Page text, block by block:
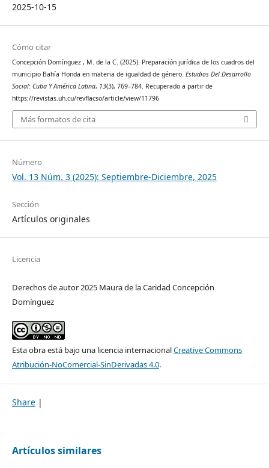
2025-10-15
Cómo citar
Concepción Domínguez , M. de la C. (2025). Preparación jurídica de los cuadros del
municipio Bahía Honda en materia de igualdad de género. Estudios Del Desarrollo
Social: Cuba Y América Latina, 13(3), 769–784. Recuperado a partir de
https://revistas.uh.cu/revflacso/article/view/11796
Más formatos de cita
Número
Vol. 13 Núm. 3 (2025): Septiembre-Diciembre, 2025
Sección
Artículos originales
Licencia
Derechos de autor 2025 Maura de la Caridad Concepción
Domínguez
Esta obra está bajo una licencia internacionalCreative Commons
Atribución-NoComercial-SinDerivadas 4.0.
Share |
Artículos similares